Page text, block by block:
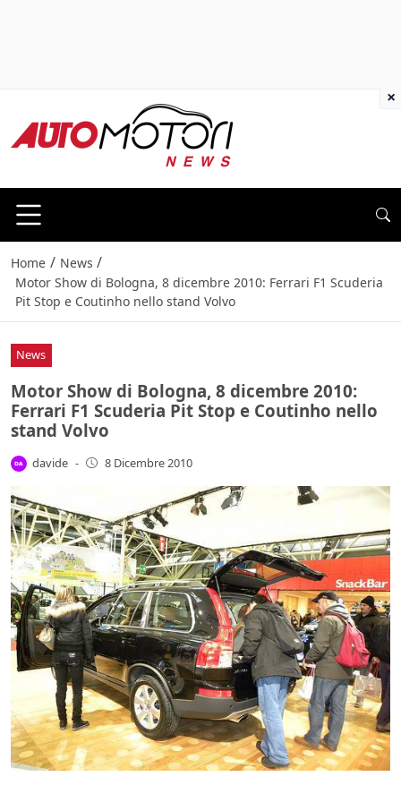
Home / News /
Motor Show di Bologna, 8 dicembre 2010: Ferrari F1 Scuderia
Pit Stop e Coutinho nello stand Volvo
News
Motor Show di Bologna, 8 dicembre 2010:
Ferrari F1 Scuderia Pit Stop e Coutinho nello
stand Volvo
davide - 8 Dicembre 2010
×